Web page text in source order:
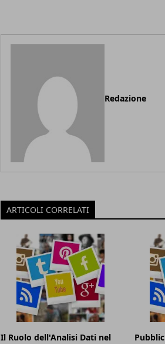
Redazione
ARTICOLI CORRELATI
Il Ruolo dell'Analisi Dati nel